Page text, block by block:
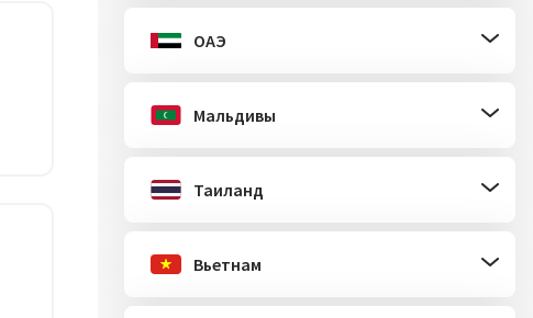
ОАЭ
Мальдивы
Таиланд
Вьетнам